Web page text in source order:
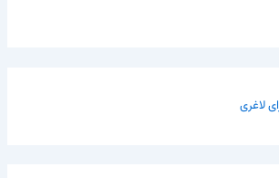
لاغری